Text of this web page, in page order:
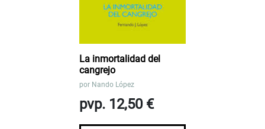
La inmortalidad del
cangrejo
por Nando López
pvp. 12,50 €